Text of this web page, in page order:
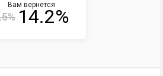
Вам вернется
14.2%